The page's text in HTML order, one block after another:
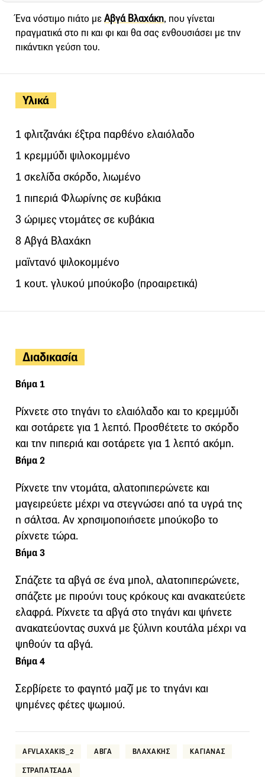
Υλικά
1 φλιτζανάκι έξτρα παρθένο ελαιόλαδο
1 κρεμμύδι ψιλοκομμένο
1 σκελίδα σκόρδο, λιωμένο
1 πιπεριά Φλωρίνης σε κυβάκια
3 ώριμες ντομάτες σε κυβάκια
8 Αβγά Βλαχάκη
μαϊντανό ψιλοκομμένο
1 κουτ. γλυκού μπούκοβο (προαιρετικά)
Ένα νόστιμο πιάτο μεΑβγά Βλαχάκη, που γίνεται
πραγματικά στο πι και φι και θα σας ενθουσιάσει με την
πικάντικη γεύση του.
Διαδικασία
Βήμα 1
Ρίχνετε στο τηγάνι το ελαιόλαδο και το κρεμμύδι
και σοτάρετε για 1 λεπτό. Προσθέτετε το σκόρδο
και την πιπεριά και σοτάρετε για 1 λεπτό ακόμη.
Βήμα 2
Ρίχνετε την ντομάτα, αλατοπιπερώνετε και
μαγειρεύετε μέχρι να στεγνώσει από τα υγρά της
η σάλτσα. Αν χρησιμοποιήσετε μπούκοβο το
ρίχνετε τώρα.
Βήμα 3
Σπάζετε τα αβγά σε ένα μπολ, αλατοπιπερώνετε,
σπάζετε με πιρούνι τους κρόκους και ανακατεύετε
ελαφρά. Ρίχνετε τα αβγά στο τηγάνι και ψήνετε
ανακατεύοντας συχνά με ξύλινη κουτάλα μέχρι να
ψηθούν τα αβγά.
Βήμα 4
Σερβίρετε το φαγητό μαζί με το τηγάνι και
ψημένες φέτες ψωμιού.
AFVLAXAKIS_2 ΑΒΓΑ ΒΛΑΧΑΚΗΣ ΚΑΓΙΑΝΑΣ
ΣΤΡΑΠΑΤΣΑΔΑ